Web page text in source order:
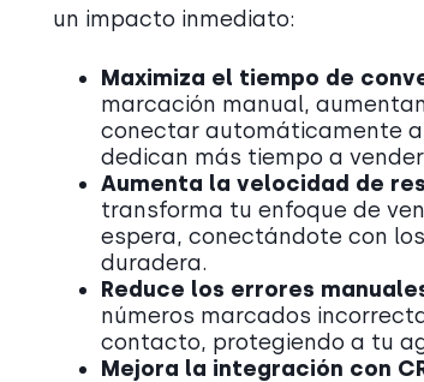
un impacto inmediato:
Maximiza el tiempo de
marcación manual,
conectar automáticamente
dedican más tiempo a
Aumenta la velocidad de
transforma tu enfoque de
espera, conectándote con
duradera.
Reduce los errores
números marcados
contacto, protegiendo a tu
Mejora la integración con